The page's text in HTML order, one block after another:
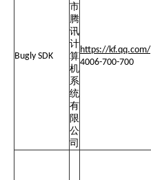
Bugly SDK
市
腾
讯
计
算
机
系
统
有
限
公
司
https://kf.qq.com/
4006-700-700